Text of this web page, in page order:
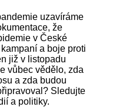
uzavíráme
že
v České
a boje proti
již v listopadu
vůbec vědělo, zda
a zda budou
Sledujte
a politiky.